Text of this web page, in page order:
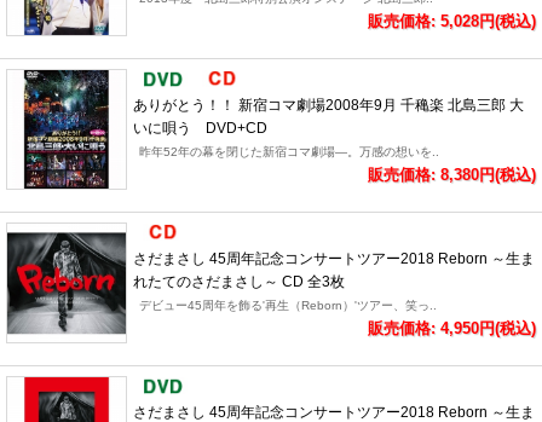
販売価格: 5,028円(税込)
ありがとう！！ 新宿コマ劇場2008年9月 千穐楽 北島三郎 大
いに唄う DVD+CD
昨年52年の幕を閉じた新宿コマ劇場―。万感の想いを..
販売価格: 8,380円(税込)
さだまさし 45周年記念コンサートツアー2018 Reborn ～生ま
れたてのさだまさし～ CD 全3枚
デビュー45周年を飾る'再生（Reborn）'ツアー、笑っ..
販売価格: 4,950円(税込)
さだまさし 45周年記念コンサートツアー2018 Reborn ～生ま